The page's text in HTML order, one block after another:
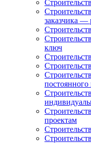
заказчика —
ключ
проектам